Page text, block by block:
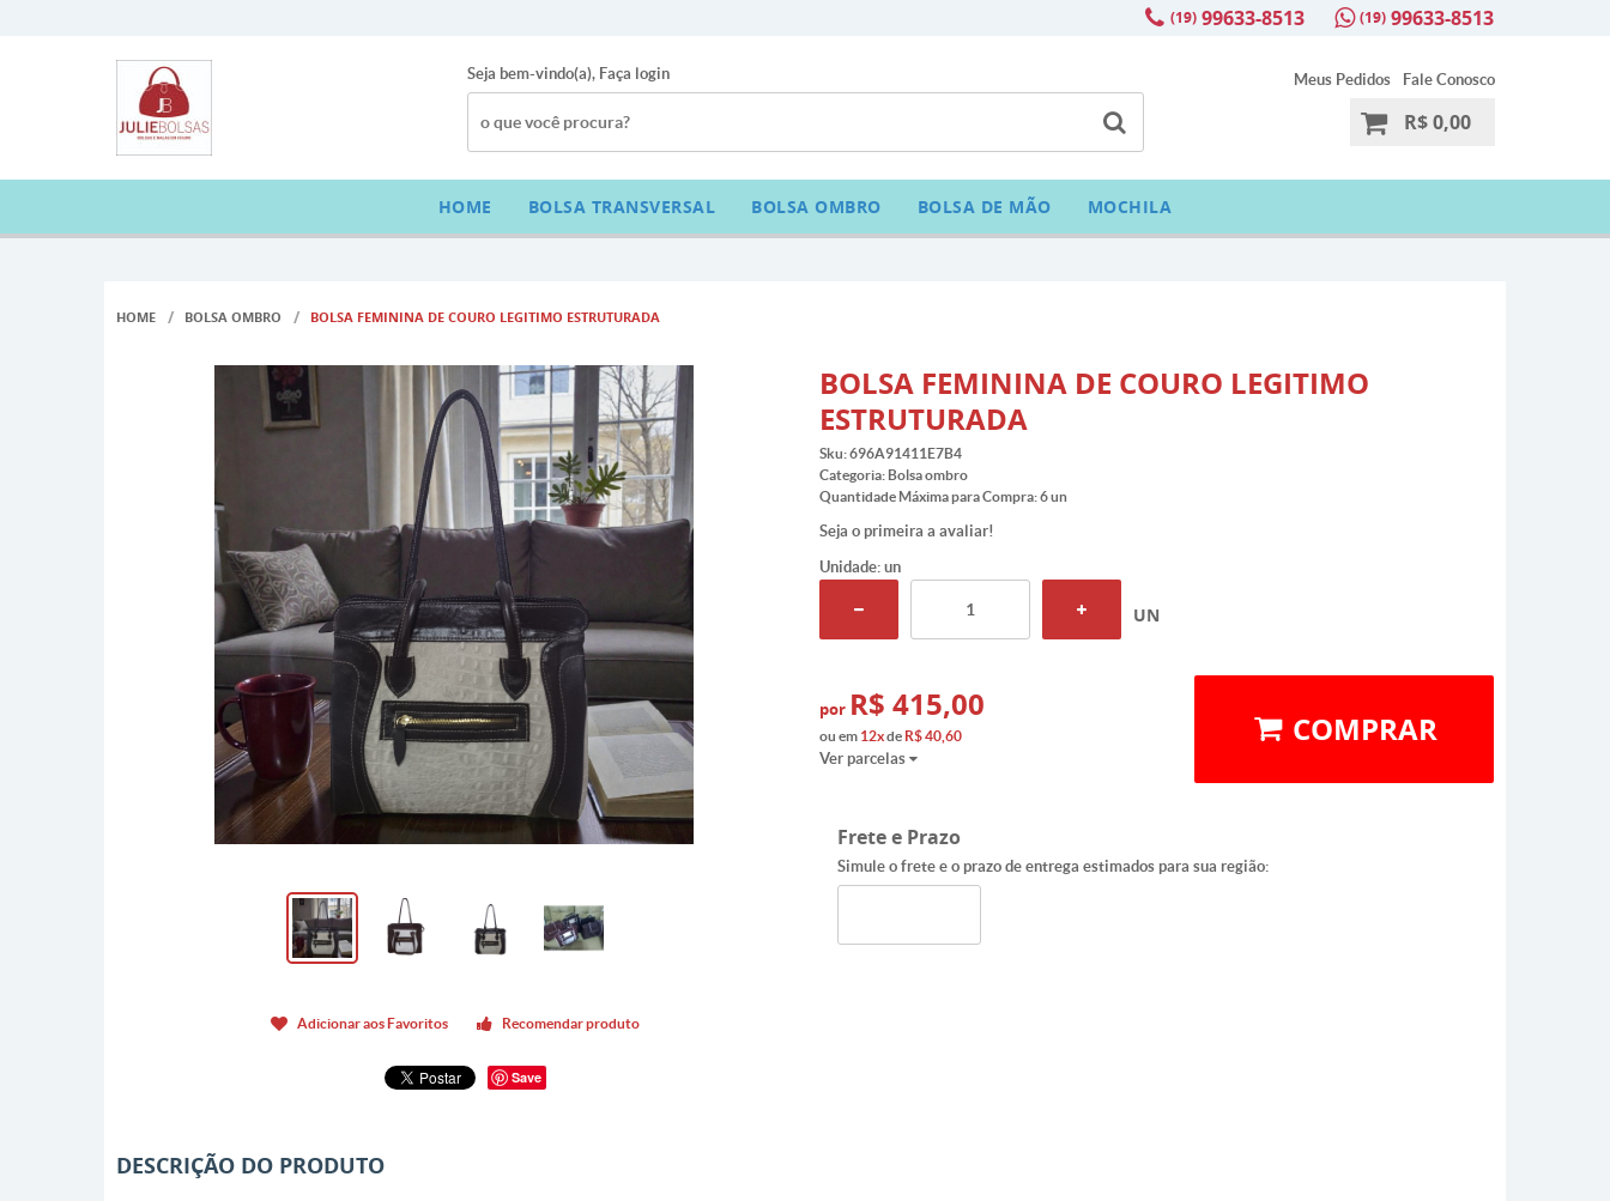
(19) 99633-8513 (19) 99633-8513
Seja bem-vindo(a), Faça login Meus Pedidos Fale Conosco
R$ 0,00
HOME BOLSA TRANSVERSAL BOLSA OMBRO BOLSA DE MÃO MOCHILA
HOME BOLSA OMBRO BOLSA FEMININA DE COURO LEGITIMO ESTRUTURADA
Adicionar aos Favoritos Recomendar produto
Save
BOLSA FEMININA DE COURO LEGITIMO
ESTRUTURADA
Sku:696A91411E7B4
Categoria: Bolsa ombro
Quantidade Máxima para Compra:6un
Seja o primeira a avaliar!
Unidade: un
UN
por R$ 415,00
ou em 12xde R$ 40,60
Ver parcelas
COMPRAR
Frete e Prazo
Simule o frete e o prazo de entrega estimados para sua região:
DESCRIÇÃO DO PRODUTO